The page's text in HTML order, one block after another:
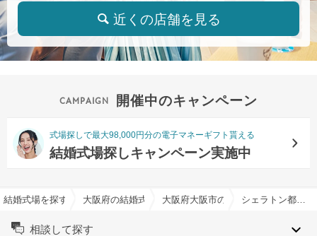
近くの店舗を見る
開催中のキャンペーン
式場探しで最大98,000円分の電子マネーギフト貰える
結婚式場探しキャンペーン実施中
結婚式場を探すならハナユメ大阪府の結婚式場一覧大阪府大阪市の結婚式場一覧 シェラトン都ホテル大阪で結婚式
相談して探す